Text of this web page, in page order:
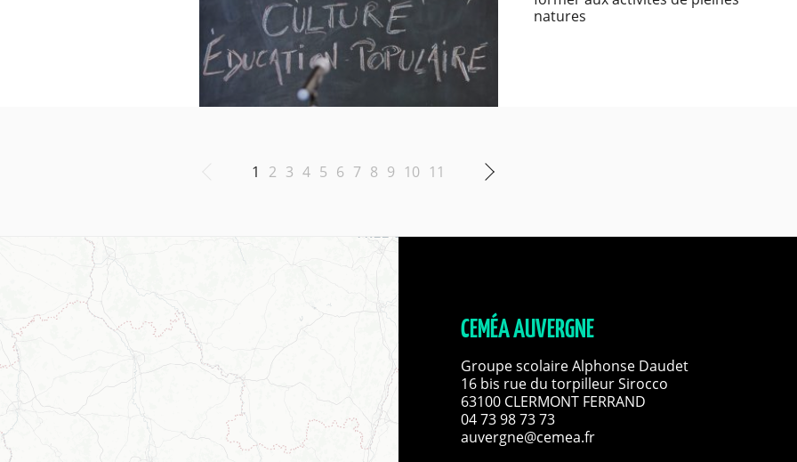
natures
1 2 3 4 5 6 7 8 9 10 11
CEMÉA AUVERGNE
Groupe scolaire Alphonse Daudet
16 bis rue du torpilleur Sirocco
63100 CLERMONT FERRAND
04 73 98 73 73
auvergne@cemea.fr